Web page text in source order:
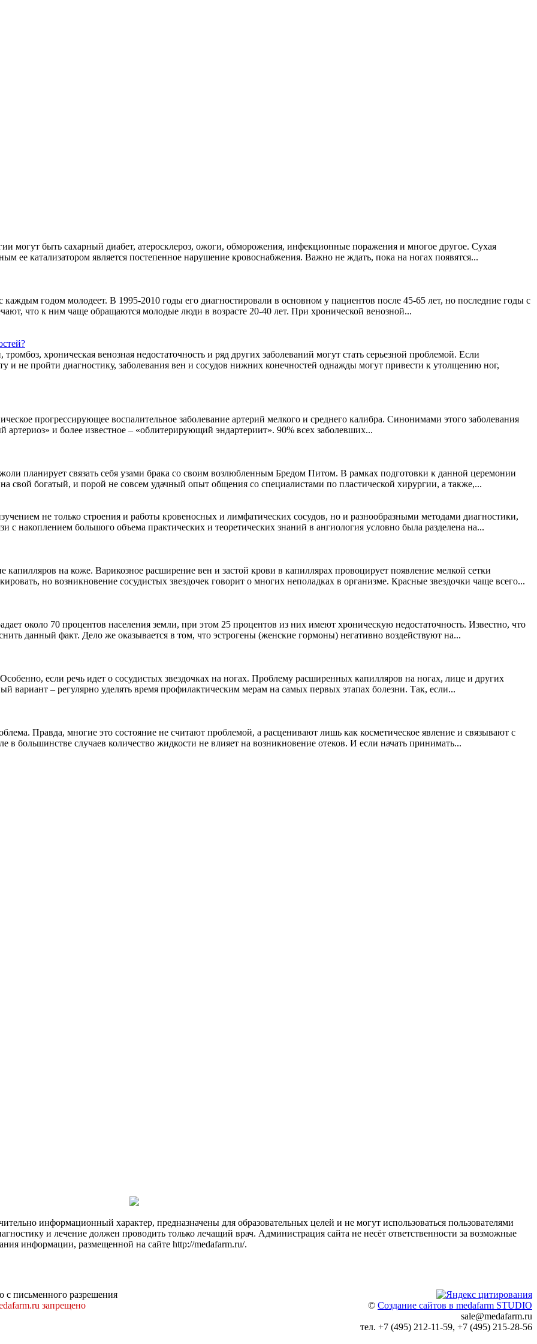
могут быть сахарный диабет, атеросклероз, ожоги, обморожения, инфекционные поражения и многое другое. Сухая
ее катализатором является постепенное нарушение кровоснабжения. Важно не ждать, пока на ногах появятся...
каждым годом молодеет. В 1995-2010 годы его диагностировали в основном у пациентов после 45-65 лет, но последние годы с
что к ним чаще обращаются молодые люди в возрасте 20-40 лет. При хронической венозной...
хроническая венозная недостаточность и ряд других заболеваний могут стать серьезной проблемой. Если
и не пройти диагностику, заболевания вен и сосудов нижних конечностей однажды могут привести к утолщению ног,
прогрессирующее воспалительное заболевание артерий мелкого и среднего калибра. Синонимами этого заболевания
и более известное – «облитерирующий эндартериит». 90% всех заболевших...
планирует связать себя узами брака со своим возлюбленным Бредом Питом. В рамках подготовки к данной церемонии
свой богатый, и порой не совсем удачный опыт общения со специалистами по пластической хирургии, а также,...
не только строения и работы кровеносных и лимфатических сосудов, но и разнообразными методами диагностики,
накоплением большого объема практических и теоретических знаний в ангиология условно была разделена на...
капилляров на коже. Варикозное расширение вен и застой крови в капиллярах провоцирует появление мелкой сетки
но возникновение сосудистых звездочек говорит о многих неполадках в организме. Красные звездочки чаще всего...
около 70 процентов населения земли, при этом 25 процентов из них имеют хроническую недостаточность. Известно, что
данный факт. Дело же оказывается в том, что эстрогены (женские гормоны) негативно воздействуют на...
если речь идет о сосудистых звездочках на ногах. Проблему расширенных капилляров на ногах, лице и других
вариант – регулярно уделять время профилактическим мерам на самых первых этапах болезни. Так, если...
Правда, многие это состояние не считают проблемой, а расценивают лишь как косметическое явление и связывают с
большинстве случаев количество жидкости не влияет на возникновение отеков. И если начать принимать...
информационный характер, предназначены для образовательных целей и не могут использоваться пользователями
и лечение должен проводить только лечащий врач. Администрация сайта не несёт ответственности за возможные
информации, размещенной на сайте http://medafarm.ru/.
с письменного разрешения
запрещено
© Создание сайтов в medafarm STUDIO
sale@medafarm.ru
тел. +7 (495) 212-11-59, +7 (495) 215-28-56